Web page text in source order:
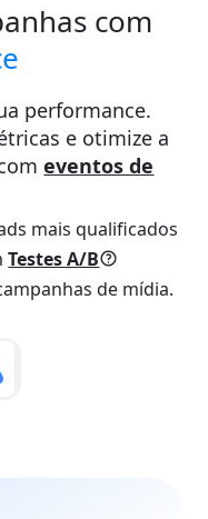
com
performance.
e otimize a
eventos de
mais qualificados
Testes A/B
de mídia.